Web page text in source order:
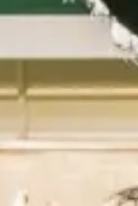
OÙ
Votre
du mail